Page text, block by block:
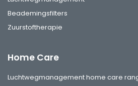
Beademingsfilters
Zuurstoftherapie
Home Care
Luchtwegmanagement home care